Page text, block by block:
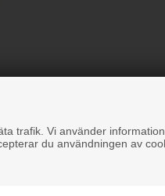
trafik. Vi använder
du användningen av